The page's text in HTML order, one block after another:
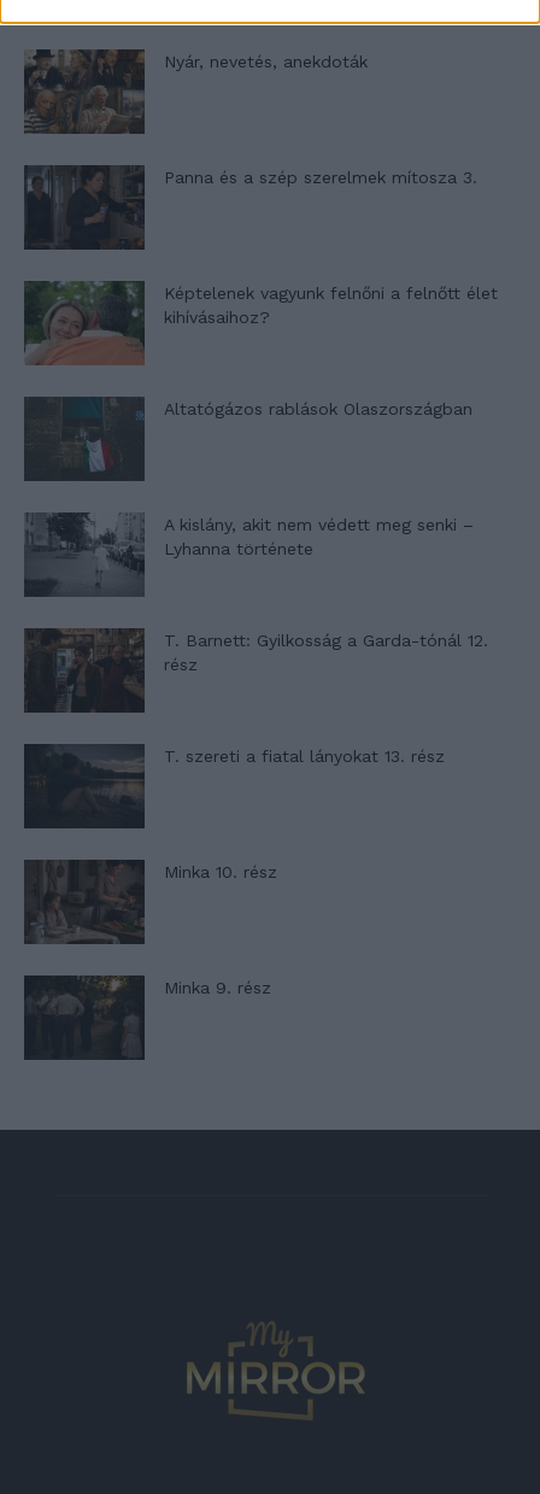
Nyár, nevetés, anekdoták
Panna és a szép szerelmek mítosza 3.
Képtelenek vagyunk felnőni a felnőtt élet
kihívásaihoz?
Altatógázos rablások Olaszországban
A kislány, akit nem védett meg senki –
Lyhanna története
T. Barnett: Gyilkosság a Garda-tónál 12.
rész
T. szereti a fiatal lányokat 13. rész
Minka 10. rész
Minka 9. rész